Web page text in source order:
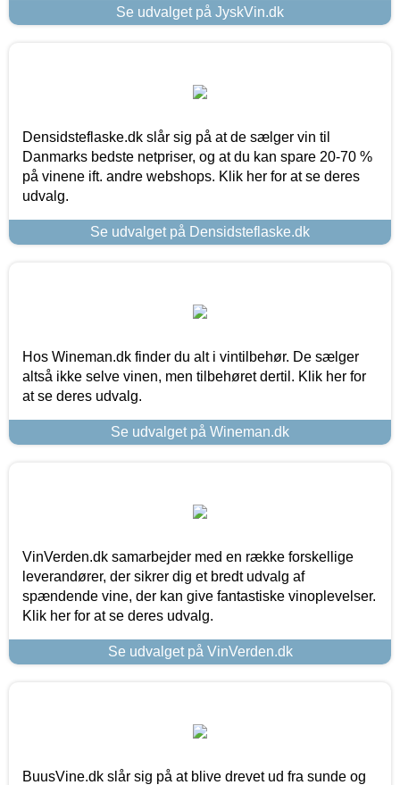
Se udvalget på JyskVin.dk
Densidsteflaske.dk slår sig på at de sælger vin til
Danmarks bedste netpriser, og at du kan spare 20-70 %
på vinene ift. andre webshops. Klik her for at se deres
udvalg.
Se udvalget på Densidsteflaske.dk
Hos Wineman.dk finder du alt i vintilbehør. De sælger
altså ikke selve vinen, men tilbehøret dertil. Klik her for
at se deres udvalg.
Se udvalget på Wineman.dk
VinVerden.dk samarbejder med en række forskellige
leverandører, der sikrer dig et bredt udvalg af
spændende vine, der kan give fantastiske vinoplevelser.
Klik her for at se deres udvalg.
Se udvalget på VinVerden.dk
BuusVine.dk slår sig på at blive drevet ud fra sunde og